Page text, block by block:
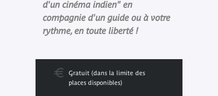
d'un cinéma indien" en
compagnie d'un guide ou à votre
rythme, en toute liberté !
Gratuit (dans la limite des
places disponibles)